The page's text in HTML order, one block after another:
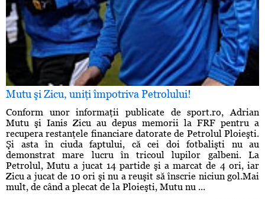
Mutu şi Zicu, uniţi împotriva Petrolului!
Conform unor informaţii publicate de sport.ro, Adrian
Mutu şi Ianis Zicu au depus memorii la FRF pentru a
recupera restanţele financiare datorate de Petrolul Ploieşti.
Şi asta în ciuda faptului, că cei doi fotbalişti nu au
demonstrat mare lucru în tricoul lupilor galbeni. La
Petrolul, Mutu a jucat 14 partide şi a marcat de 4 ori, iar
Zicu a jucat de 10 ori şi nu a reuşit să înscrie niciun gol.Mai
mult, de când a plecat de la Ploieşti, Mutu nu ...